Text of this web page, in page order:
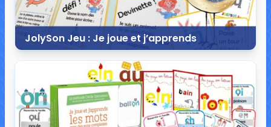
JolySon Jeu : Je joue et j’apprends
2 décembre 2020
49 commentaires
25 306 vues